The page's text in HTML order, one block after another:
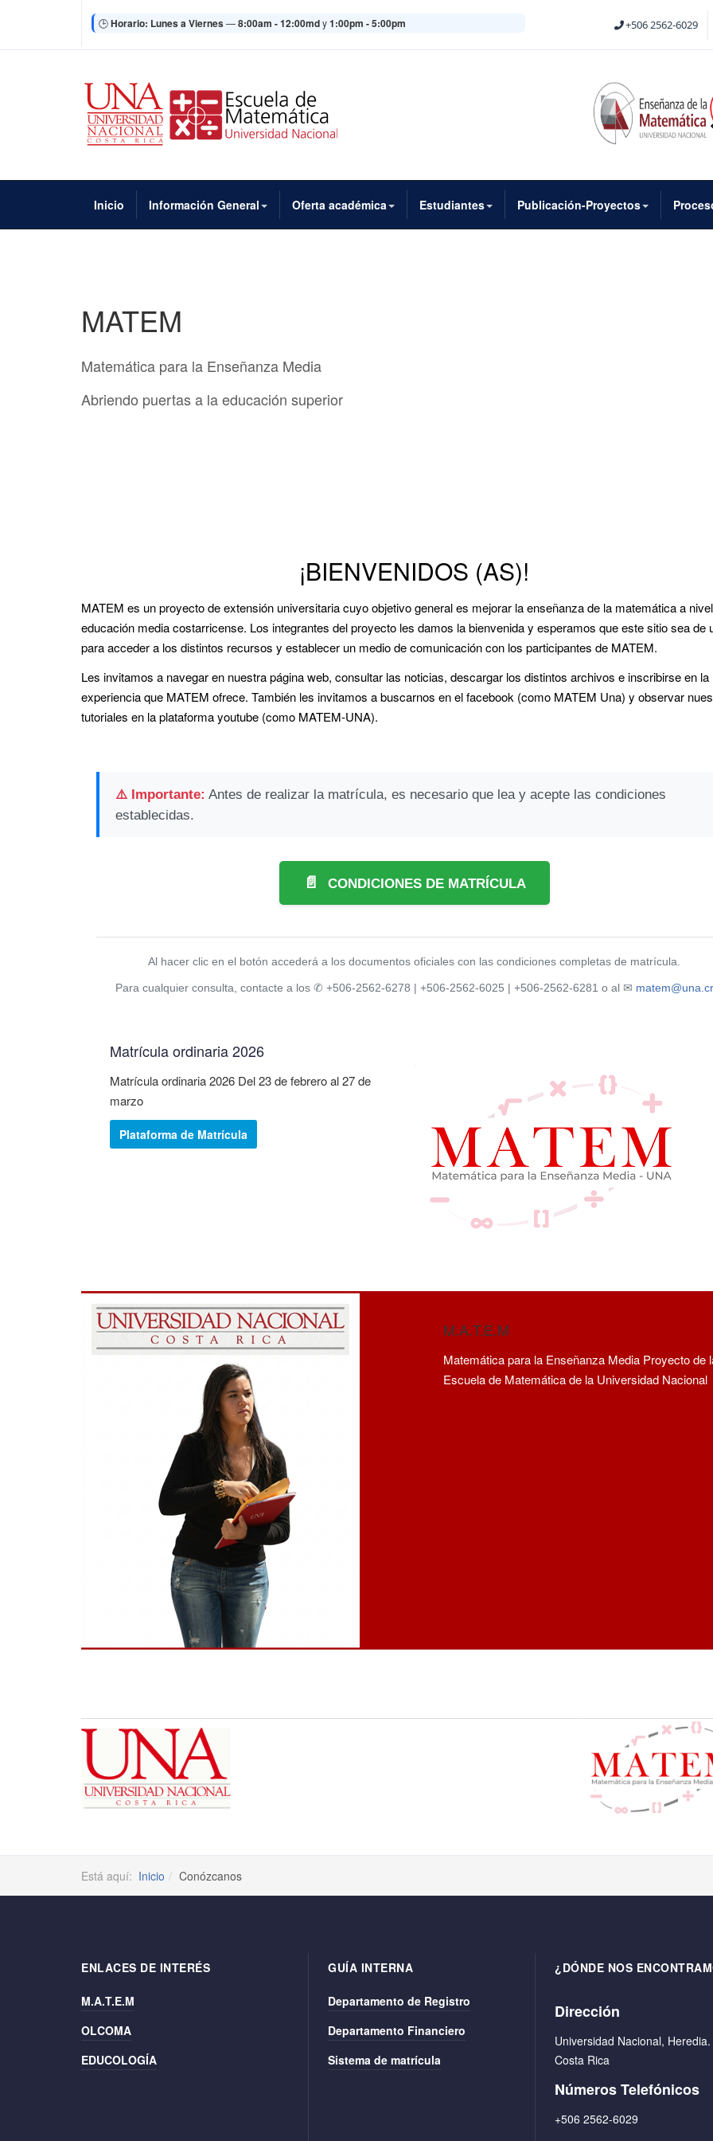
🕒Horario: Lunes a Viernes—8:00am - 12:00mdy1:00pm - 5:00pm +506 2562-6029
Inicio Información General Oferta académica Estudiantes Publicación-Proyectos
MATEM
Matemática para la Enseñanza Media
Abriendo puertas a la educación superior
¡BIENVENIDOS (AS)!
MATEM es un proyecto de extensión universitaria cuyo objetivo general es mejorar la enseñanza de la matemática a
educación media costarricense. Los integrantes del proyecto les damos la bienvenida y esperamos que este sitio sea de
para acceder a los distintos recursos y establecer un medio de comunicación con los participantes de MATEM.
Les invitamos a navegar en nuestra página web, consultar las noticias, descargar los distintos archivos e inscribirse en la
experiencia que MATEM ofrece. También les invitamos a buscarnos en el facebook (como MATEM Una) y observar
tutoriales en la plataforma youtube (como MATEM-UNA).
⚠️ Importante: Antes de realizar la matrícula, es necesario que lea y acepte las condiciones
establecidas.
CONDICIONES DE MATRÍCULA
Al hacer clic en el botón accederá a los documentos oficiales con las condiciones completas de matrícula.
Para cualquier consulta, contacte a los ✆ +506-2562-6278 | +506-2562-6025 | +506-2562-6281 o al ✉ matem@una.cr
Matrícula ordinaria 2026
Matrícula ordinaria 2026 Del 23 de febrero al 27 de
marzo
Plataforma de Matrícula
M.A.T.E.M
Matemática para la Enseñanza Media Proyecto de
Escuela de Matemática de la Universidad Nacional
Está aquí: Inicio Conózcanos
ENLACES DE INTERÉS
M.A.T.E.M
OLCOMA
EDUCOLOGÍA
GUÍA INTERNA
Departamento de Registro
Departamento Financiero
Sistema de matrícula
¿DÓNDE NOS
Dirección
Universidad Nacional, Heredia.
Costa Rica
Números Telefónicos
+506 2562-6029